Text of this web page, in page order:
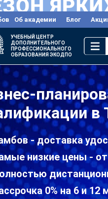
Об академии Блог
УЧЕБНЫЙ ЦЕНТР
ДОПОЛНИТЕЛЬНОГО
ПРОФЕССИОНАЛЬНОГО
ОБРАЗОВАНИЯ ЭКОДПО
в
- доставка
низкие цены - от
0% на 6 и 12